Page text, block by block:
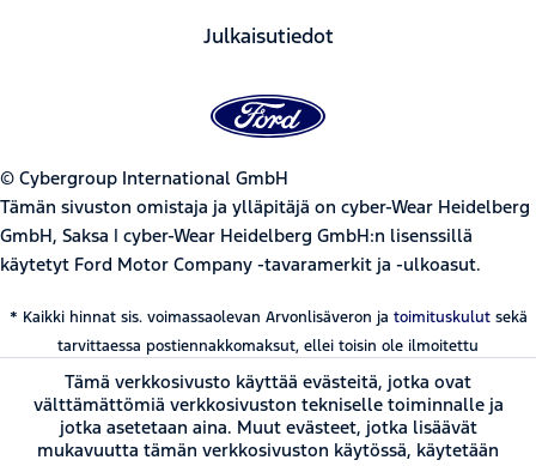
Julkaisutiedot
© Cybergroup International GmbH
Tämän sivuston omistaja ja ylläpitäjä on cyber-Wear Heidelberg
GmbH, Saksa | cyber-Wear Heidelberg GmbH:n lisenssillä
käytetyt Ford Motor Company -tavaramerkit ja -ulkoasut.
* Kaikki hinnat sis. voimassaolevan Arvonlisäveron ja toimituskulutsekä
tarvittaessa postiennakkomaksut, ellei toisin ole ilmoitettu
Tämä verkkosivusto käyttää evästeitä, jotka ovat
välttämättömiä verkkosivuston tekniselle toiminnalle ja
jotka asetetaan aina. Muut evästeet, jotka lisäävät
mukavuutta tämän verkkosivuston käytössä, käytetään